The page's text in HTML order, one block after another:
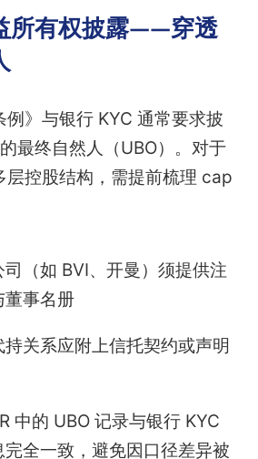
所有权披露——穿透
》与银行 KYC 通常要求披
最终自然人（UBO）。对于
层控股结构，需提前梳理 cap
司（如 BVI、开曼）须提供注
董事名册
关系应附上信托契约或声明
中的 UBO 记录与银行 KYC
完全一致，避免因口径差异被